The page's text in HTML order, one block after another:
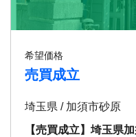
希望価格
売買成立
埼玉県 / 加須市砂原
【売買成立】埼玉県